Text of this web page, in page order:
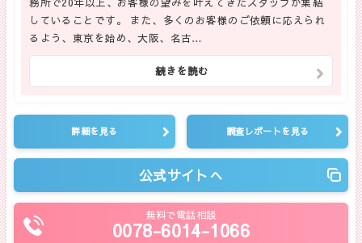
していることです。 また、多くのお客様のご依頼に応えられ
るよう、東京を始め、大阪、名古…
続きを読む
詳細を見る 調査レポートを見る
公式サイトへ
無料で電話相談
0078-6014-1066